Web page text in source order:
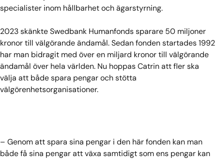
specialister inom hållbarhet och ägarstyrning.
2023 skänkte Swedbank Humanfonds sparare 50 miljoner
kronor till välgörande ändamål. Sedan fonden startades 1992
har man bidragit med över en miljard kronor till välgörande
ändamål över hela världen. Nu hoppas Catrin att fler ska
välja att både spara pengar och stötta
välgörenhetsorganisationer.
– Genom att spara sina pengar i den här fonden kan man
både få sina pengar att växa samtidigt som ens pengar kan